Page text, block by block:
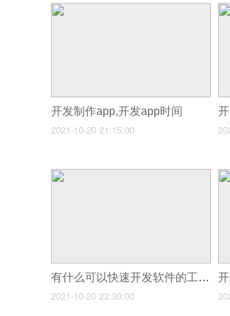
开发制作app,开发app时间
2021-10-20 21:15:00
有什么可以快速开发软件的工具？手机软件开发工具介绍
2021-10-20 22:30:00